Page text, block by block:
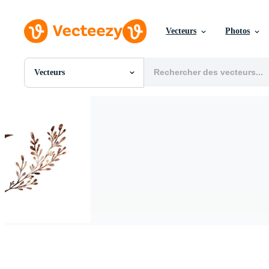
Vecteurs Photos
Vecteurs
Toutes Images
PSDs
SVGs
Modèles
Vecteurs